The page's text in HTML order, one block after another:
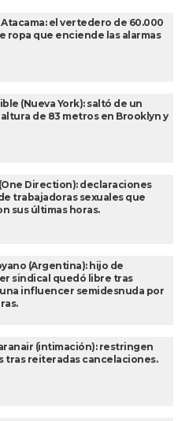
el vertedero de 60.000
ropa que enciende las alarmas
(Nueva York): saltó de un
de 83 metros en Brooklyn y
Direction): declaraciones
trabajadoras sexuales que
sus últimas horas.
(Argentina): hijo de
sindical quedó libre tras
influencer semidesnuda por
(intimación): restringen
tras reiteradas cancelaciones.